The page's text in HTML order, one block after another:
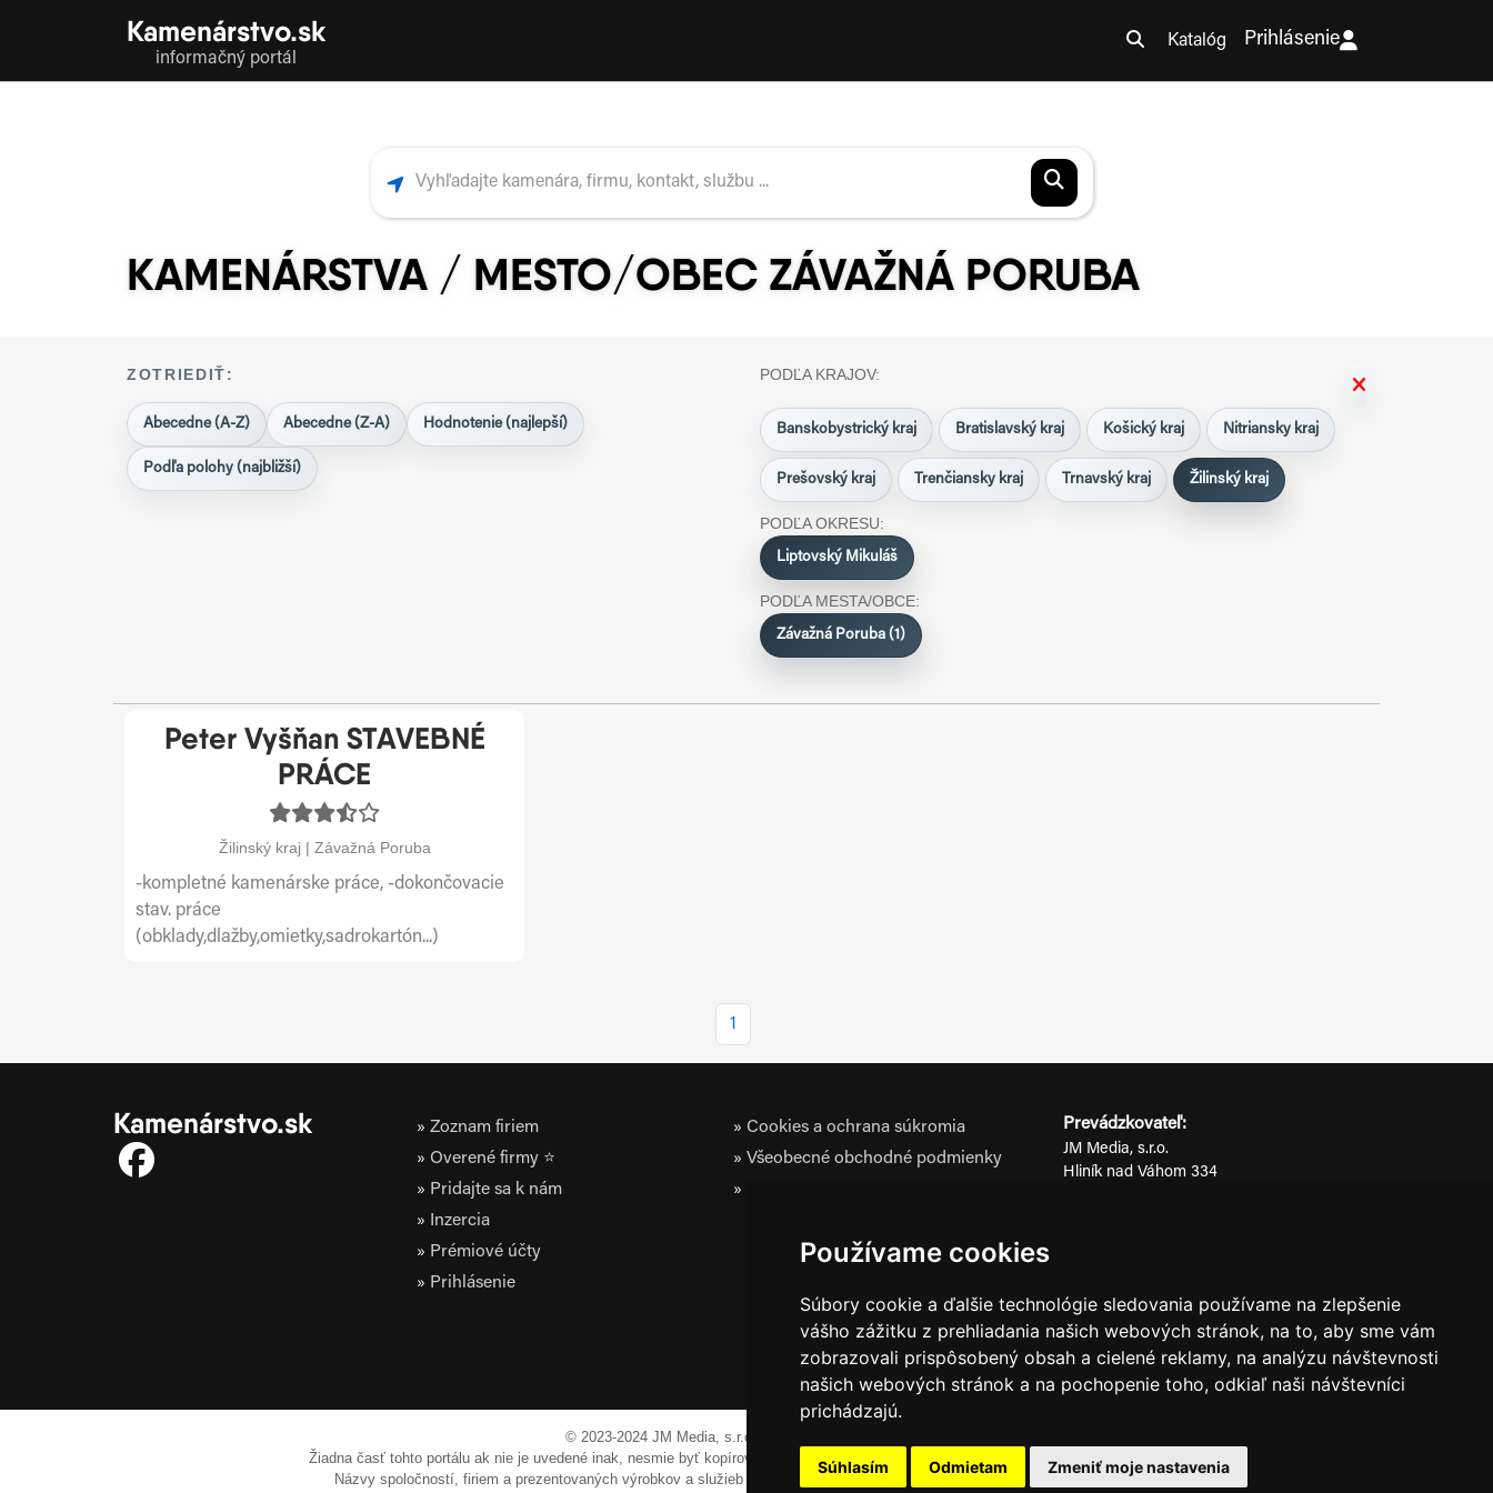
Používame cookies
Súbory cookie a ďalšie technológie sledovania používame na zlepšenie
vášho zážitku z prehliadania našich webových stránok, na to, aby sme vám
zobrazovali prispôsobený obsah a cielené reklamy, na analýzu návštevnosti
našich webových stránok a na pochopenie toho, odkiaľ naši návštevníci
prichádzajú.
Súhlasím Odmietam Zmeniť moje nastavenia
Kamenárstvo.sk
informačný portál
Katalóg Prihlásenie
KAMENÁRSTVA / MESTO/OBEC ZÁVAŽNÁ PORUBA
ZOTRIEDIŤ:
Abecedne (A-Z) Abecedne (Z-A) Hodnotenie (najlepší)
Podľa polohy (najbližší)
PODĽA KRAJOV:
Banskobystrický kraj Bratislavský kraj Košický kraj Nitriansky kraj
Prešovský kraj Trenčiansky kraj Trnavský kraj Žilinský kraj
PODĽA OKRESU:
Liptovský Mikuláš
PODĽA MESTA/OBCE:
Závažná Poruba (1)
Peter Vyšňan STAVEBNÉ
PRÁCE
Žilinský kraj | Závažná Poruba
-kompletné kamenárske práce, -dokončovacie
stav. práce
(obklady,dlažby,omietky,sadrokartón...)
1
Kamenárstvo.sk
Zoznam firiem
Overené firmy ⭐
Pridajte sa k nám
Inzercia
Prémiové účty
Prihlásenie
Cookies a ochrana súkromia
Všeobecné obchodné podmienky
Prevádzkovateľ:
JM Media, s.r.o.
Hliník nad Váhom 334
0911 955 646
© 2023-2024 JM Media, s.r.o.
Žiadna časť tohto portálu ak nie je uvedené inak, nesmie byť kopírovaná, alebo prezentovaná bez výslovného súhlasu prevádzkovateľa.
Názvy spoločností, firiem a prezentovaných výrobkov a služieb môžu byť registrovanými obchodnými známkami ich vlastníkov.